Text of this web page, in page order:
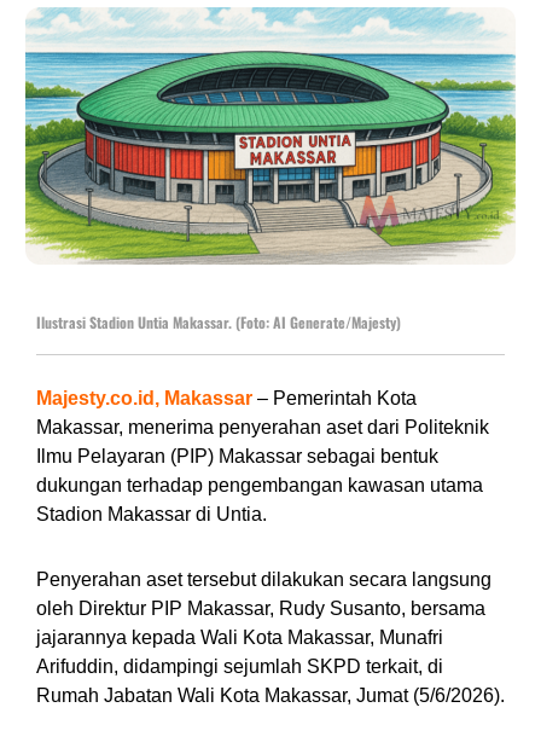
Ilustrasi Stadion Untia Makassar. (Foto: AI Generate/Majesty)
Majesty.co.id, Makassar – Pemerintah Kota
Makassar, menerima penyerahan aset dari Politeknik
Ilmu Pelayaran (PIP) Makassar sebagai bentuk
dukungan terhadap pengembangan kawasan utama
Stadion Makassar di Untia.
Penyerahan aset tersebut dilakukan secara langsung
oleh Direktur PIP Makassar, Rudy Susanto, bersama
jajarannya kepada Wali Kota Makassar, Munafri
Arifuddin, didampingi sejumlah SKPD terkait, di
Rumah Jabatan Wali Kota Makassar, Jumat (5/6/2026).